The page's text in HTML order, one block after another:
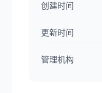
创建时间
更新时间
管理机构